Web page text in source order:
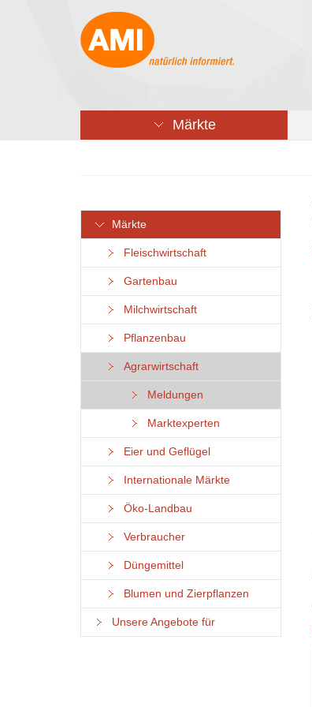
Märkte
Märkte
Fleischwirtschaft
Gartenbau
Milchwirtschaft
Pflanzenbau
Agrarwirtschaft
Meldungen
Marktexperten
Eier und Geflügel
Internationale Märkte
Öko-Landbau
Verbraucher
Düngemittel
Blumen und Zierpflanzen
Unsere Angebote für